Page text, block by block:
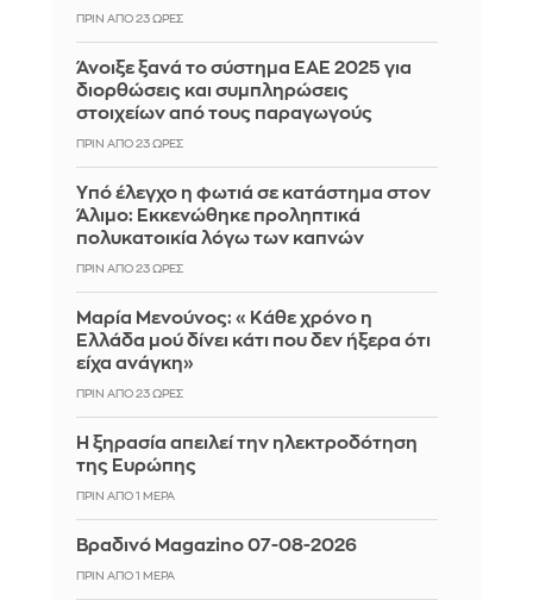
ΠΡΙΝ ΑΠΌ 23 ΏΡΕΣ
Άνοιξε ξανά το σύστημα ΕΑΕ 2025 για
διορθώσεις και συμπληρώσεις
στοιχείων από τους παραγωγούς
ΠΡΙΝ ΑΠΌ 23 ΏΡΕΣ
Yπό έλεγχο η φωτιά σε κατάστημα στον
Άλιμο: Εκκενώθηκε προληπτικά
πολυκατοικία λόγω των καπνών
ΠΡΙΝ ΑΠΌ 23 ΏΡΕΣ
Μαρία Μενούνος: «Κάθε χρόνο η
Ελλάδα μού δίνει κάτι που δεν ήξερα ότι
είχα ανάγκη»
ΠΡΙΝ ΑΠΌ 23 ΏΡΕΣ
Η ξηρασία απειλεί την ηλεκτροδότηση
της Ευρώπης
ΠΡΙΝ ΑΠΌ 1 ΜΈΡΑ
Βραδινό Magazino 07-08-2026
ΠΡΙΝ ΑΠΌ 1 ΜΈΡΑ